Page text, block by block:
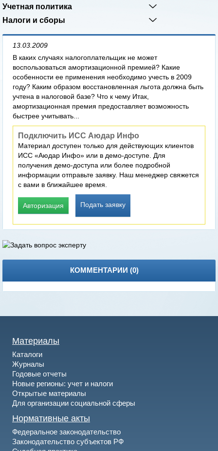
Учетная политика
Налоги и сборы
13.03.2009
В каких случаях налогоплательщик не может
воспользоваться амортизационной премией? Какие
особенности ее применения необходимо учесть в 2009
году? Каким образом восстановленная льгота должна быть
учтена в налоговой базе? Что к чему Итак,
амортизационная премия предоставляет возможность
быстрее учитывать...
Подключить ИСС Аюдар Инфо
Материал доступен только для действующих клиентов
ИСС «Аюдар Инфо» или в демо-доступе. Для
получения демо-доступа или более подробной
информации отправьте заявку. Наш менеджер свяжется
с вами в ближайшее время.
Авторизация Подать заявку
КОММЕНТАРИИ (0)
Материалы
Каталоги
Журналы
Годовые отчеты
Новые регионы: учет и налоги
Открытые материалы
Для организации социальной сферы
Нормативные акты
Федеральное законодательство
Законодательство субъектов РФ